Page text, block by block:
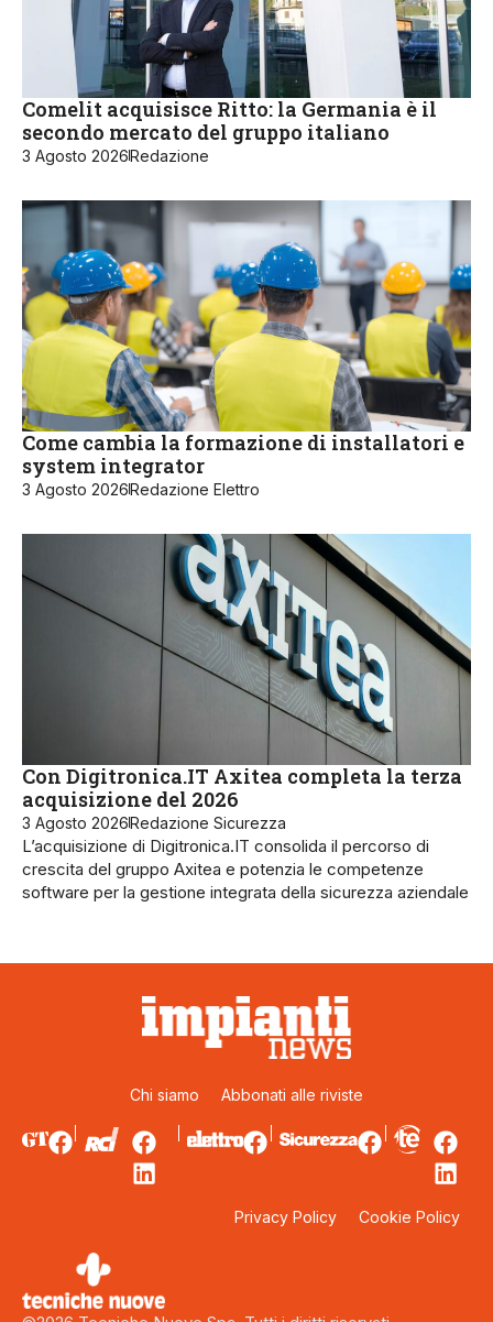
Comelit acquisisce Ritto: la Germania è il
secondo mercato del gruppo italiano
3 Agosto 2026Redazione
Come cambia la formazione di installatori e
system integrator
3 Agosto 2026Redazione Elettro
Con Digitronica.IT Axitea completa la terza
acquisizione del 2026
3 Agosto 2026Redazione Sicurezza
L’acquisizione di Digitronica.IT consolida il percorso di
crescita del gruppo Axitea e potenzia le competenze
software per la gestione integrata della sicurezza aziendale
Chi siamo Abbonati alle riviste
Privacy Policy Cookie Policy